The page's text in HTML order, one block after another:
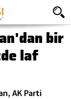
bir
laf
AK Parti